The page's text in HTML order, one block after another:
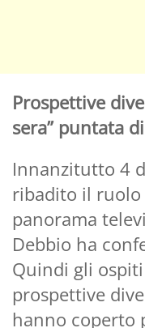
Prospettive
sera” puntata
Innanzitutto 4
ribadito il ruolo
panorama
Debbio ha
Quindi gli
prospettive
hanno coperto